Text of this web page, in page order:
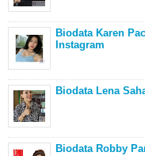
Biodata Karen
Instagram
Biodata Lena
Biodata Robby